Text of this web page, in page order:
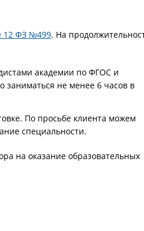
12 ФЗ №499. На
академии по ФГОС и
заниматься не менее 6 часов в
По просьбе клиента можем
специальности.
на оказание образовательных